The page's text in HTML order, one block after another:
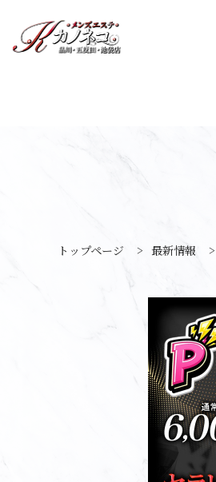
トップページ > 最新情報 >